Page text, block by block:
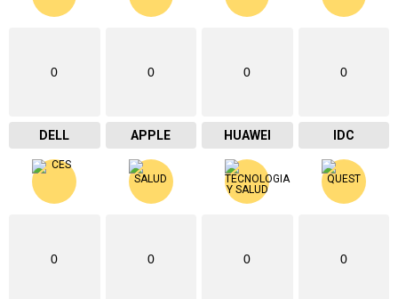
0
DELL
0
APPLE
0
HUAWEI
0
IDC
0 0 0 0